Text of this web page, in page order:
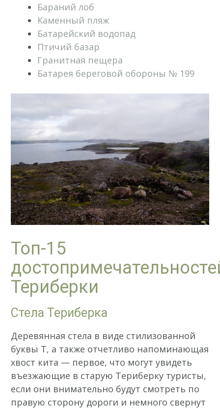
Бараний лоб
Каменный пляж
Батарейский водопад
Птичий базар
Гранитная пещера
Батарея береговой обороны № 199
Топ-15
Териберки
Стела Териберка
Деревянная стела в виде стилизованной
буквы Т, а также отчетливо напоминающая
хвост кита — первое, что могут увидеть
въезжающие в старую Териберку туристы,
если они внимательно будут смотреть по
правую сторону дороги и немного свернут